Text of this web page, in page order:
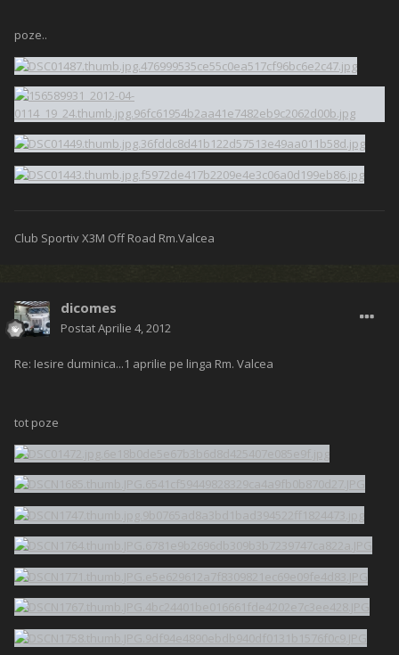
poze..
Club Sportiv X3M Off Road Rm.Valcea
dicomes
PostatAprilie 4, 2012
Re: Iesire duminica...1 aprilie pe linga Rm. Valcea
tot poze